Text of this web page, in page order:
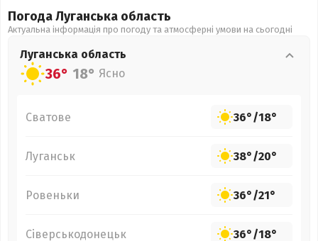
Погода Луганська область
Актуальна інформація про погоду та атмосферні умови на сьогодні
Луганська область
36° 18° Ясно
Сватове 36°/18°
Луганськ 38°/20°
Ровеньки 36°/21°
Сіверськодонецьк 36°/18°